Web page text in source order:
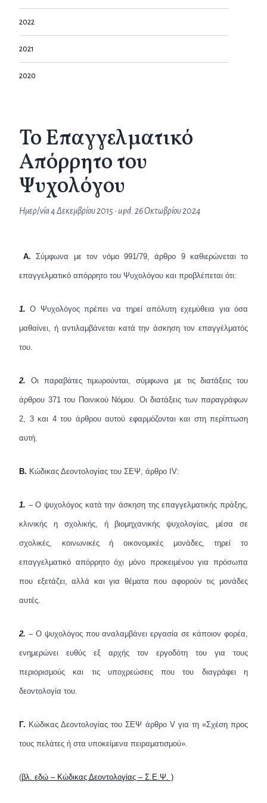
2022
2021
2020
Το Επαγγελματικό
Απόρρητο του
Ψυχολόγου
Ημερ/νία4 Δεκεμβρίου 2015• upd. 26 Οκτωβρίου 2024
Α. Σύμφωνα με τον νόμο 991/79, άρθρο 9 καθιερώνεται το
επαγγελματικό απόρρητο του Ψυχολόγου και προβλέπεται ότι:
1. Ο Ψυχολόγος πρέπει να τηρεί απόλυτη εχεμύθεια για όσα
μαθαίνει, ή αντιλαμβάνεται κατά την άσκηση τον επαγγέλματός
του.
2. Οι παραβάτες τιμωρούνται, σύμφωνα με τις διατάξεις του
άρθρου 371 του Ποινικού Νόμου. Οι διατάξεις των παραγράφων
2, 3 και 4 του άρθρου αυτού εφαρμόζονται και στη περίπτωση
αυτή.
Β. Κώδικας Δεοντολογίας του ΣΕΨ, άρθρο IV:
1. – Ο ψυχολόγος κατά την άσκηση της επαγγελματικής πράξης,
κλινικής η σχολικής, ή βιομηχανικής ψυχολογίας, μέσα σε
σχολικές, κοινωνικές ή οικονομικές μονάδες, τηρεί το
επαγγελματικό απόρρητο όχι μόνο προκειμένου για πρόσωπα
που εξετάζει, αλλά και για θέματα που αφορούν τις μονάδες
αυτές.
2. – Ο ψυχολόγος που αναλαμβάνει εργασία σε κάποιον φορέα,
ενημερώνει ευθύς εξ αρχής τον εργοδότη του για τους
περιορισμούς και τις υποχρεώσεις που του διαγράφει η
δεοντολογία του.
Γ. Κώδικας Δεοντολογίας του ΣΕΨ άρθρο Vγια τη «Σχέση προς
τους πελάτες ή στα υποκείμενα πειραματισμού».
(βλ. εδώ – Κώδικας Δεοντολογίας – Σ.Ε.Ψ. )